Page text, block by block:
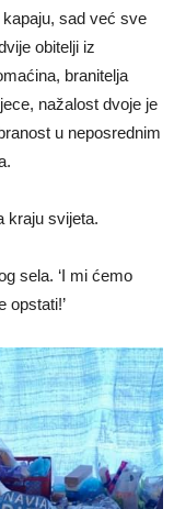
sad već sve
obitelji iz
branitelja
nažalost dvoje je
u neposrednim
kraju svijeta.
sela. ‘I mi ćemo
opstati!’